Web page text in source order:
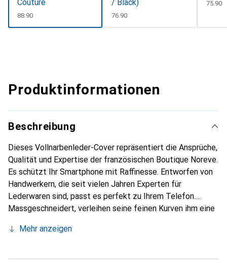
Couture
CHF
88.90
/ Black)
CHF
76.90
CHF
75.90
Produktinformationen
Beschreibung
Dieses Vollnarbenleder-Cover repräsentiert die Ansprüche,
Qualität und Expertise der französischen Boutique Noreve.
Es schützt Ihr Smartphone mit Raffinesse. Entworfen von
Handwerkern, die seit vielen Jahren Experten für
Lederwaren sind, passt es perfekt zu Ihrem Telefon.
Massgeschneidert, verleihen seine feinen Kurven ihm eine
Accessoire Ihres Smartphones. International anerkannt für
sichere Wahl für eine anspruchsvolle Kundschaft.
Mehr anzeigen